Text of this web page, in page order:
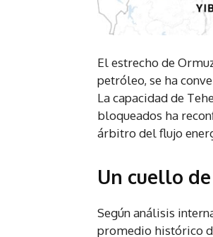
El estrecho de
petróleo, se ha
La capacidad de
bloqueados ha
árbitro del flujo
Un cuello
Según análisis
promedio histórico